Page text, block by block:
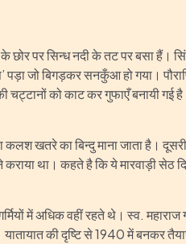
छोर पर सिन्ध नदी के तट पर बसा
पड़ा जो बिगड़कर सनकुँआ हो गया।
को काट कर गुफाएँ बनायी गई
खतरे का बिन्दु माना जाता है।
था। कहते है कि ये मारवाड़ी
में अधिक वहीं रहते थे। स्व.
की दृष्टि से 1940 में